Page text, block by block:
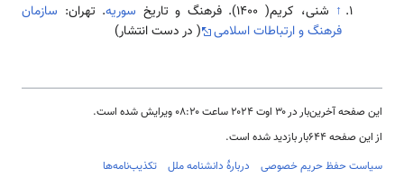
↑ شنی، کریم( 1400). فرهنگ و تاریخ سوریه. تهران: سازمان
فرهنگ و ارتباطات اسلامی
( در دست انتشار)
این صفحه آخرین‌بار در ‏۳۰ اوت ۲۰۲۴ ساعت ‏۰۸:۲۰ ویرایش شده است.
از این صفحه ۶۴۴بار بازدید شده است.
سیاست حفظ حریم خصوصی
دربارهٔ دانشنامه ملل تکذیب‌نامه‌ها